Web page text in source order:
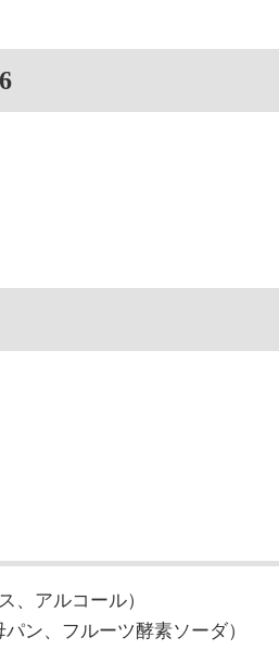
アルコール）
ン、フルーツ酵素ソーダ）